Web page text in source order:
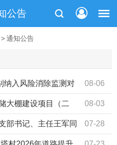
公告
>通知公告
08-06
纳入风险消除监测对
08-03
大棚建设项目（二
07-28
部书记、主任王军同
审计的通知